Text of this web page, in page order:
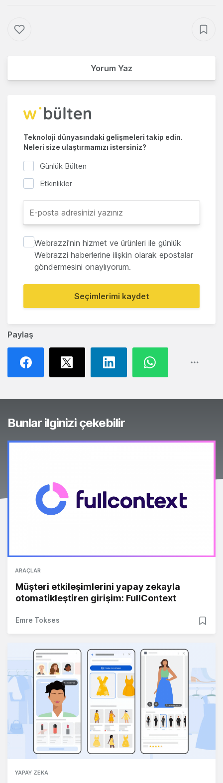
Paylaş
Yorum Yaz
Teknoloji dünyasındaki gelişmeleri takip edin.
Neleri size ulaştırmamızı istersiniz?
Günlük Bülten
Etkinlikler
Webrazzi'nin hizmet ve ürünleri ile günlük
Webrazzi haberlerine ilişkin olarak epostalar
göndermesini onaylıyorum.
Seçimlerimi kaydet
Bunlar ilginizi çekebilir
ARAÇLAR
Müşteri etkileşimlerini yapay zekayla
otomatikleştiren girişim: FullContext
Emre Tokses
YAPAY ZEKA